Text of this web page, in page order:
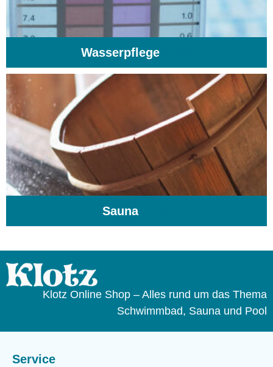
Wasserpflege
Sauna
Klotz Online Shop – Alles rund um das Thema
Schwimmbad, Sauna und Pool
Service